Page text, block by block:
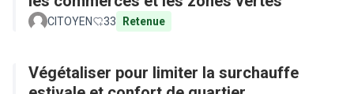
CITOYEN 33 Retenue
Végétaliser pour limiter la surchauffe